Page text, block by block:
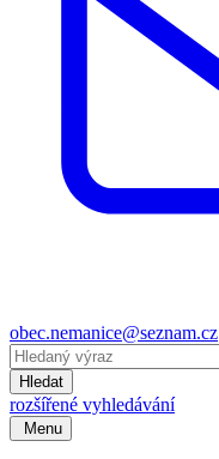
obec.nemanice@seznam.cz
Hledat
rozšířené vyhledávání
Menu